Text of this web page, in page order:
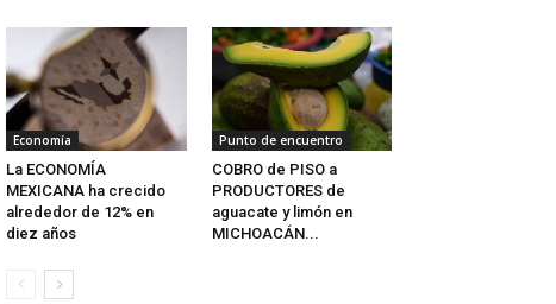
Economía
La ECONOMÍA
MEXICANA ha crecido
alrededor de 12% en
diez años
Punto de encuentro
COBRO de PISO a
PRODUCTORES de
aguacate y limón en
MICHOACÁN...